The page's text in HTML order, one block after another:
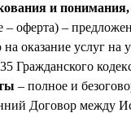
и
– оферта) –
на оказание услуг
Гражданского
– полное и
Договор между